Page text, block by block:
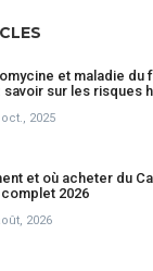
et maladie du
savoir sur les risques
oct., 2025
et où acheter du
2026
2026